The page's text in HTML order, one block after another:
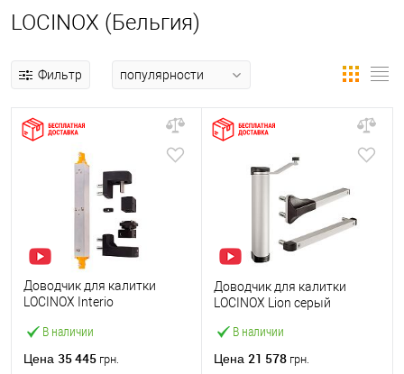
LOCINOX (Бельгия)
Фильтр
В наличии
Доводчик для калитки
LOCINOX Interio
Цена 35 445 грн.
В наличии
Доводчик для калитки
LOCINOX Lion серый
Цена 21 578 грн.